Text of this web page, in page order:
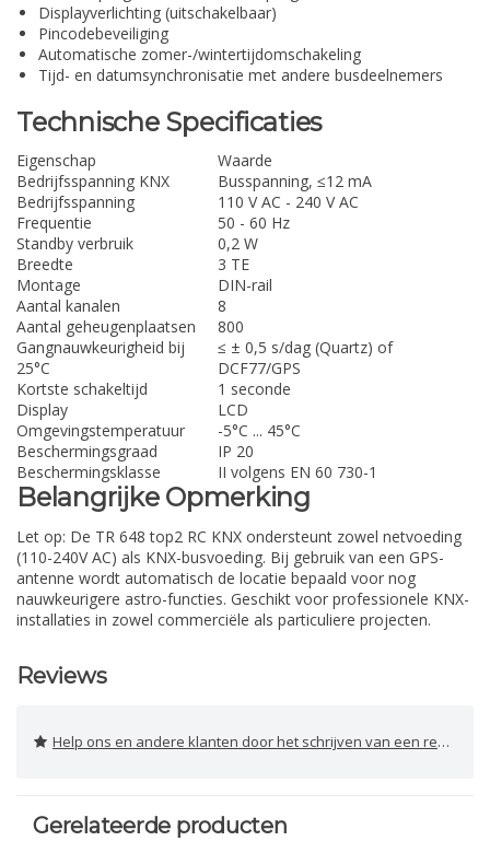
Displayverlichting (uitschakelbaar)
Pincodebeveiliging
Automatische zomer-/wintertijdomschakeling
Tijd- en datumsynchronisatie met andere busdeelnemers
Technische Specificaties
Eigenschap
Waarde
Bedrijfsspanning KNX
Busspanning, ≤12 mA
Bedrijfsspanning
110 V AC - 240 V AC
Frequentie
50 - 60 Hz
Standby verbruik
0,2 W
Breedte
3 TE
Montage
DIN-rail
Aantal kanalen
8
Aantal geheugenplaatsen
800
Gangnauwkeurigheid bij
25°C
≤ ± 0,5 s/dag (Quartz) of
DCF77/GPS
Kortste schakeltijd
1 seconde
Display
LCD
Omgevingstemperatuur
-5°C ... 45°C
Beschermingsgraad
IP 20
Beschermingsklasse
II volgens EN 60 730-1
Belangrijke Opmerking
Let op: De TR 648 top2 RC KNX ondersteunt zowel netvoeding
(110-240V AC) als KNX-busvoeding. Bij gebruik van een GPS-
antenne wordt automatisch de locatie bepaald voor nog
nauwkeurigere astro-functies. Geschikt voor professionele KNX-
installaties in zowel commerciële als particuliere projecten.
Reviews
Help ons en andere klanten door het schrijven van een review
Gerelateerde producten